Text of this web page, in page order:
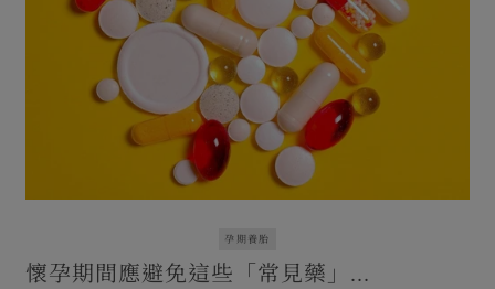
孕期養胎
懷孕期間應避免這些「常見藥」...